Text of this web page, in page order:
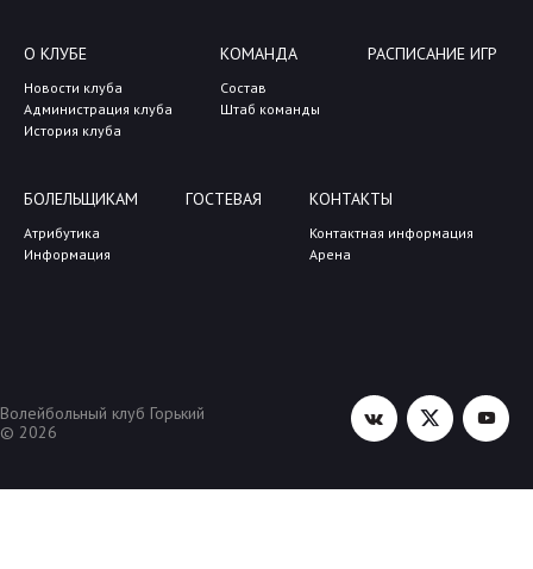
О КЛУБЕ
Новости клуба
Администрация клуба
История клуба
КОМАНДА
Состав
Штаб команды
РАСПИСАНИЕ ИГР
БОЛЕЛЬЩИКАМ
Атрибутика
Информация
ГОСТЕВАЯ КОНТАКТЫ
Контактная информация
Арена
Волейбольный клуб Горький
© 2026